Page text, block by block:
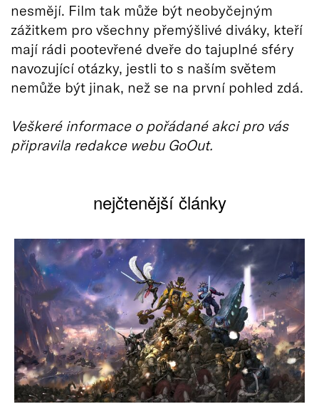
nesmějí. Film tak může být neobyčejným
zážitkem pro všechny přemýšlivé diváky, kteří
mají rádi pootevřené dveře do tajuplné sféry
navozující otázky, jestli to s naším světem
nemůže být jinak, než se na první pohled zdá.
Veškeré informace o pořádané akci pro vás
připravila redakce webu GoOut.
nejčtenější články